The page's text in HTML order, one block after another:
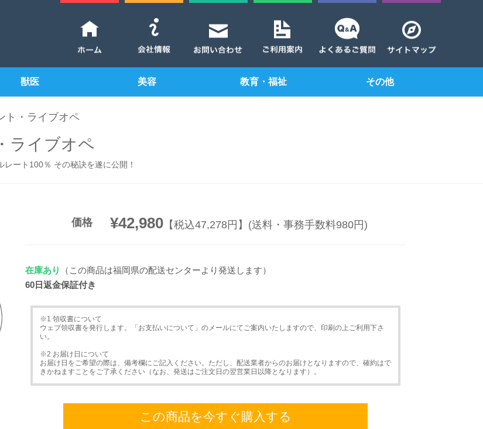
獣医 美容 教育・福祉 その他
ト・ライブオペ
ライブオペ
ート100％ その秘訣を遂に公開！
価格 ¥42,980 【税込47,278円】(送料・事務手数料980円)
在庫あり
（この商品は福岡県の配送センターより発送します）
60日返金保証付き
※1 領収書について
ウェブ領収書を発行します。「お支払いについて」のメールにてご案内いたしますので、印刷の上ご利用下さ
い。
※2 お届け日について
お届け日をご希望の際は、備考欄にご記入ください。ただし、配送業者からのお届けとなりますので、確約はで
きかねますことをご了承ください（なお、発送はご注文日の翌営業日以降となります）。
この商品を今すぐ購入する